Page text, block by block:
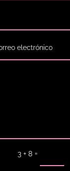
3 + 8 =